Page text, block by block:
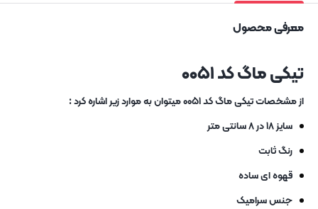
معرفی محصول
تیکی ماگ کد ۰۰۵۱
از مشخصات تیکی ماگ کد ۰۰۵۱ میتوان به موارد زیر اشاره کرد :
سایز ۱۸ در ۸ سانتی متر
رنگ ثابت
قهوه ای ساده
جنس سرامیک